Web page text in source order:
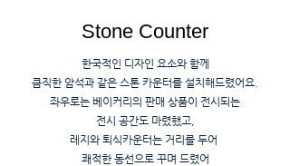
Stone Counter
한국적인 디자인 요소와 함께
큼직한 암석과 같은 스톤 카운터를 설치해드렸어요.
좌우로는 베이커리의 판매 상품이 전시되는
전시 공간도 마렸했고,
레지와 퇴식카운터는 거리를 두어
​쾌적한 동선으로 꾸며 드렸어